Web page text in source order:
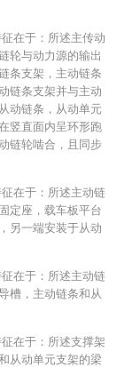
在于：所述主传动
轮与动力源的输出
条支架，主动链条
链条支架并与主动
动链条，从动单元
竖直面内呈环形跑
链轮啮合，且同步
在于：所述主动链
定座，载车板平台
另一端安装于从动
在于：所述主动链
槽，主动链条和从
在于：所述支撑架
从动单元支架的梁